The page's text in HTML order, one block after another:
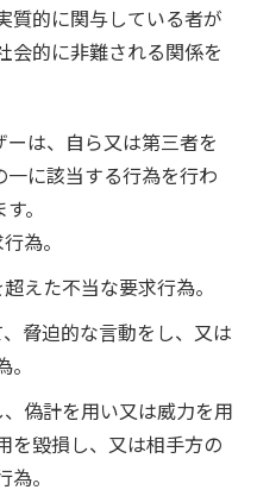
質的に関与している者が
会的に非難される関係を
は、自ら又は第三者を
に該当する行為を行わ
。
為。
えた不当な要求行為。
脅迫的な言動をし、又は
偽計を用い又は威力を用
を毀損し、又は相手方の
。